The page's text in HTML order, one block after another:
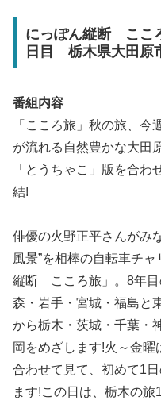
にっぽん縦断 ここ
日目 栃木県大田原
番組内容
「こころ旅」秋の旅、今
が流れる自然豊かな大田
「とうちゃこ」版を合
結!
俳優の火野正平さんがみ
風景”を相棒の自転車チ
縦断 こころ旅」。8年目
森・岩手・宮城・福島と
から栃木・茨城・千葉・
岡をめざします!火～金
合わせて見て、初めて1
ます!この日は、栃木の旅